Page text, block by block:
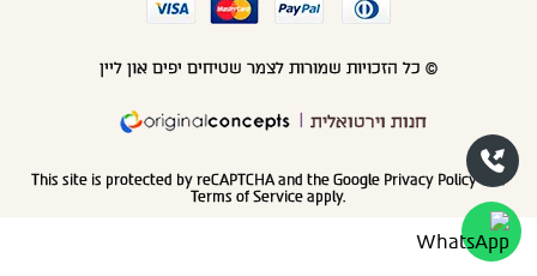
© כל הזכויות שמורות לצמר שטיחים יפים און ליין
חנות וירטואלית
This site is protected by reCAPTCHA and the Google Privacy Policyand
Terms of Service apply.